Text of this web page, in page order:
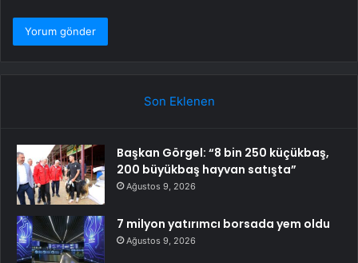
Son Eklenen
Başkan Görgel: “8 bin 250 küçükbaş,
200 büyükbaş hayvan satışta”
Ağustos 9, 2026
7 milyon yatırımcı borsada yem oldu
Ağustos 9, 2026